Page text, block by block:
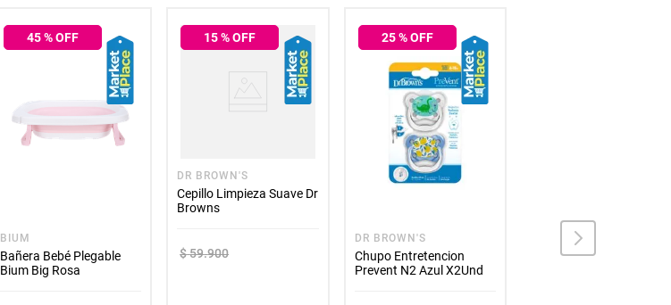
45% OFF
BIUM
Bañera Bebé Plegable
Bium Big Rosa
15% OFF
DR BROWN'S
Cepillo Limpieza Suave Dr
Browns
$59.900
25% OFF
DR BROWN'S
Chupo Entretencion
Prevent N2 Azul X2Und
GENERICO
Escritorio Niños Oceano